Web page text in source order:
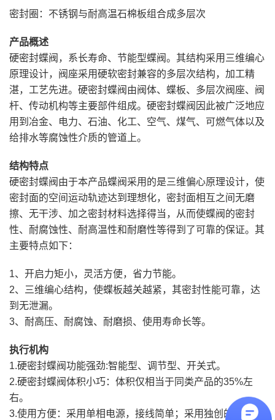
密封圈：不锈钢与耐高温石棉板组合成多层次
产品概述
硬密封蝶阀，系长寿命、节能型蝶阀。其结构采用三维编心
原理设计，阀座采用硬软密封兼容的多层次结构，加工精
湛，工艺先进。硬密封蝶阀由阀体、蝶板、多层次阀座、阀
杆、传动机构等主要部件组成。硬密封蝶阀因此被广泛地应
用到冶金、电力、石油、化工、空气、煤气、可燃气体以及
给排水等腐蚀性介质的管道上。
结构特点
硬密封蝶阀由于本产品蝶阀采用的是三维偏心原理设计，使
密封面的空间运动轨迹达到理想化，密封面相互之间无磨
擦、无干涉、加之密封材料选择得当，从而使蝶阀的密封
性、耐腐蚀性、耐高温性和耐磨性等得到了可靠的保证。其
主要特点如下：
1、开启力矩小，灵活方便，省力节能。
2、三维编心结构，使蝶板越关越紧，其密封性能可靠，达
到无泄漏。
3、耐高压、耐腐蚀、耐磨损、使用寿命长等。
执行机构
1.硬密封蝶阀功能强劲:智能型、调节型、开关式。
2.硬密封蝶阀体积小巧：体积仅相当于同类产品的35%左
右。
3.使用方便：采用单相电源，接线简单；采用独创的球型凸